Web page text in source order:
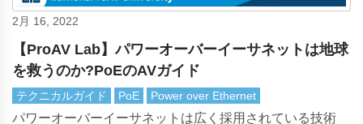
2月 16, 2022
【ProAV Lab】パワーオーバーイーサネットは地球
を救うのか?PoEのAVガイド
テクニカルガイド PoE Power over Ethernet
パワーオーバーイーサネットは広く採用されている技術